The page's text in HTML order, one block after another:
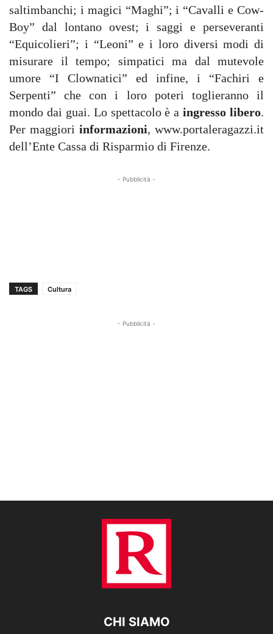
saltimbanchi; i magici “Maghi”; i “Cavalli e Cow-
Boy” dal lontano ovest; i saggi e perseveranti
“Equicolieri”; i “Leoni” e i loro diversi modi di
misurare il tempo; simpatici ma dal mutevole
umore “I Clownatici” ed infine, i “Fachiri e
Serpenti” che con i loro poteri toglieranno il
mondo dai guai. Lo spettacolo è aingresso libero.
Per maggiori informazioni, www.portaleragazzi.it
dell’Ente Cassa di Risparmio di Firenze.
- Pubblicità -
TAGS Cultura
- Pubblicità -
CHI SIAMO